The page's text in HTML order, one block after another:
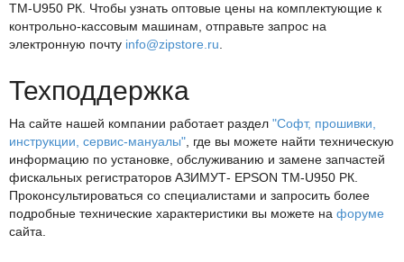
TM-U950 РК. Чтобы узнать оптовые цены на комплектующие к
контрольно-кассовым машинам, отправьте запрос на
электронную почту info@zipstore.ru
Техподдержка
На сайте нашей компании работает раздел "Софт, прошивки,
инструкции, сервис-мануалы" , где вы можете найти техническую
информацию по установке, обслуживанию и замене запчастей
фискальных регистраторов АЗИМУТ- EPSON TM-U950 РК.
Проконсультироваться со специалистами и запросить более
подробные технические характеристики вы можете на форуме
сайта.